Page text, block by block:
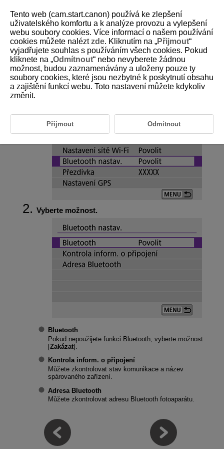
D101-156
Nastavení Bluetooth
Vyberte [ :Bluetooth nastav.].
Vyberte možnost.
Bluetooth
Pokud nepoužijete funkci Bluetooth, vyberte možnost
[Zakázat].
Kontrola inform. o připojení
Můžete zkontrolovat stav komunikace a název
spárovaného zařízení.
Adresa Bluetooth
Můžete zkontrolovat adresu Bluetooth fotoaparátu.
Tento web (cam.start.canon) používá ke zlepšení
uživatelského komfortu a k analýze provozu a vylepšení
webu soubory cookies. Více informací o našem používání
cookies můžete naléztzde. Kliknutím na „Přijmout“
vyjadřujete souhlas s používáním všech cookies. Pokud
kliknete na „Odmítnout“ nebo nevyberete žádnou
možnost, budou zaznamenávány a uloženy pouze ty
soubory cookies, které jsou nezbytné k poskytnutí obsahu
a zajištění funkcí webu. Toto nastavení můžete kdykoliv
změnit.
Přijmout Odmítnout